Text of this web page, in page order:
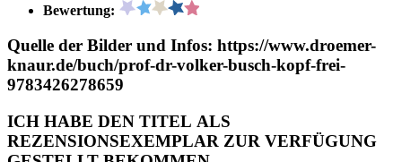
Bewertung:
Quelle der Bilder und Infos: https://www.droemer-
knaur.de/buch/prof-dr-volker-busch-kopf-frei-
9783426278659
ICH HABE DEN TITEL ALS
REZENSIONSEXEMPLAR ZUR VERFÜGUNG